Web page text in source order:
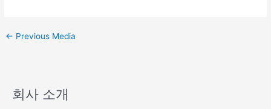
← Previous Media
회사 소개